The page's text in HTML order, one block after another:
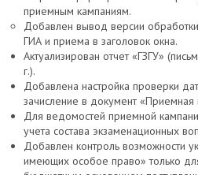
приемным кампаниям.
Добавлен вывод версии
ГИА и приема в заголовок окна.
Актуализирован отчет «ГЗГУ»
г.).
Добавлена настройка проверки
зачисление в документ «Приемная
Для ведомостей приемной
учета состава экзаменационных
Добавлен контроль возможности
имеющих особое право» только